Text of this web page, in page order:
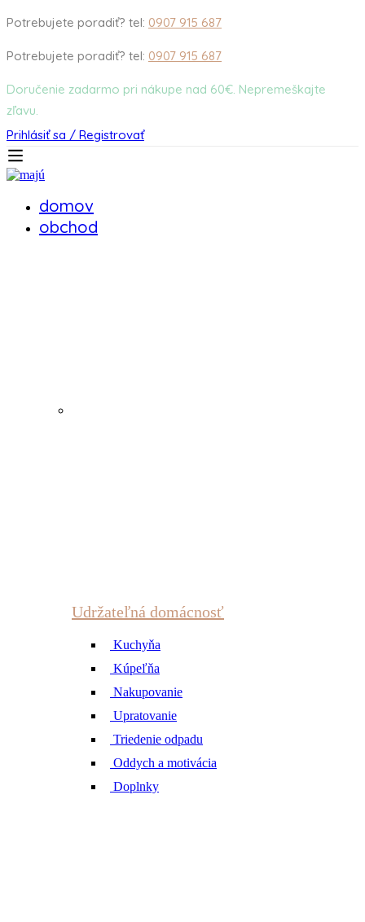
Potrebujete poradiť? tel: 0907 915 687
Potrebujete poradiť? tel: 0907 915 687
Doručenie zadarmo pri nákupe nad 60€. Nepremeškajte
zľavu.
Prihlásiť sa / Registrovať
domov
obchod
Udržateľná domácnosť
Kuchyňa
Kúpeľňa
Nakupovanie
Upratovanie
Triedenie odpadu
Oddych a motivácia
Doplnky